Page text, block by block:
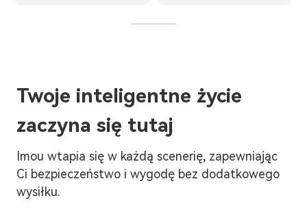
Twoje inteligentne życie
zaczyna się tutaj
Imou wtapia się w każdą scenerię, zapewniając
Ci bezpieczeństwo i wygodę bez dodatkowego
wysiłku.